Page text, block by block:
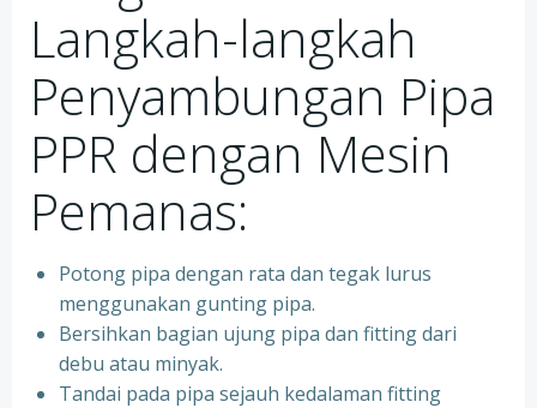
Langkah-langkah
Penyambungan Pipa
PPR dengan Mesin
Pemanas:
Potong pipa dengan rata dan tegak lurus
menggunakan gunting pipa.
Bersihkan bagian ujung pipa dan fitting dari
debu atau minyak.
Tandai pada pipa sejauh kedalaman fitting